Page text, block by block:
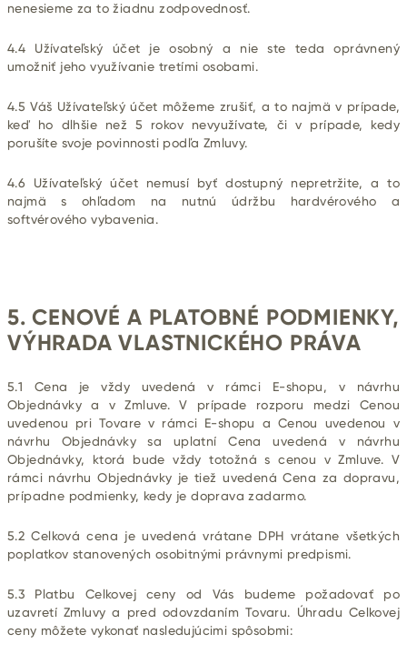
nenesieme za to žiadnu zodpovednosť.
4.4 Užívateľský účet je osobný a nie ste teda oprávnený
umožniť jeho využívanie tretími osobami.
4.5 Váš Užívateľský účet môžeme zrušiť, a to najmä v prípade,
keď ho dlhšie než 5 rokov nevyužívate, či v prípade, kedy
porušíte svoje povinnosti podľa Zmluvy.
4.6 Užívateľský účet nemusí byť dostupný nepretržite, a to
najmä s ohľadom na nutnú údržbu hardvérového a
softvérového vybavenia.
5. CENOVÉ A PLATOBNÉ PODMIENKY,
VÝHRADA VLASTNICKÉHO PRÁVA
5.1 Cena je vždy uvedená v rámci E-shopu, v návrhu
Objednávky a v Zmluve. V prípade rozporu medzi Cenou
uvedenou pri Tovare v rámci E-shopu a Cenou uvedenou v
návrhu Objednávky sa uplatní Cena uvedená v návrhu
Objednávky, ktorá bude vždy totožná s cenou v Zmluve. V
rámci návrhu Objednávky je tiež uvedená Cena za dopravu,
prípadne podmienky, kedy je doprava zadarmo.
5.2 Celková cena je uvedená vrátane DPH vrátane všetkých
poplatkov stanovených osobitnými právnymi predpismi.
5.3 Platbu Celkovej ceny od Vás budeme požadovať po
uzavretí Zmluvy a pred odovzdaním Tovaru. Úhradu Celkovej
ceny môžete vykonať nasledujúcimi spôsobmi: